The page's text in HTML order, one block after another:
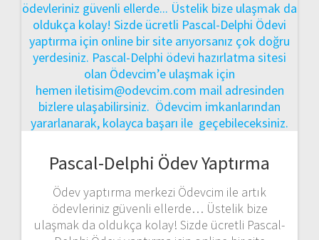
Pascal-Delphi Ödev Yaptırma
Ödev yaptırma merkezi Ödevcim ile artık
ödevleriniz güvenli ellerde… Üstelik bize
ulaşmak da oldukça kolay! Sizde ücretli Pascal-